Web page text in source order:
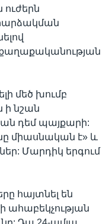
ուժերն
հարձակման
մեծ խումբ
նշան
դեմ պայքարի:
միասնական է» և
Մարդիկ երգում
հայտնել են
ահաբեկչության